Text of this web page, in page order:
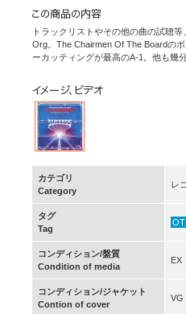
トラックリストやその他の曲の試聴
Org。The Chairmen Of The Boardの
ーカッティングが最高のA-1。他も幾
カテゴリ
Category
レ
タグ
Tag
コンディション/盤質
Condition of media
EX
コンディション/ジャケット
Contion of cover
VG